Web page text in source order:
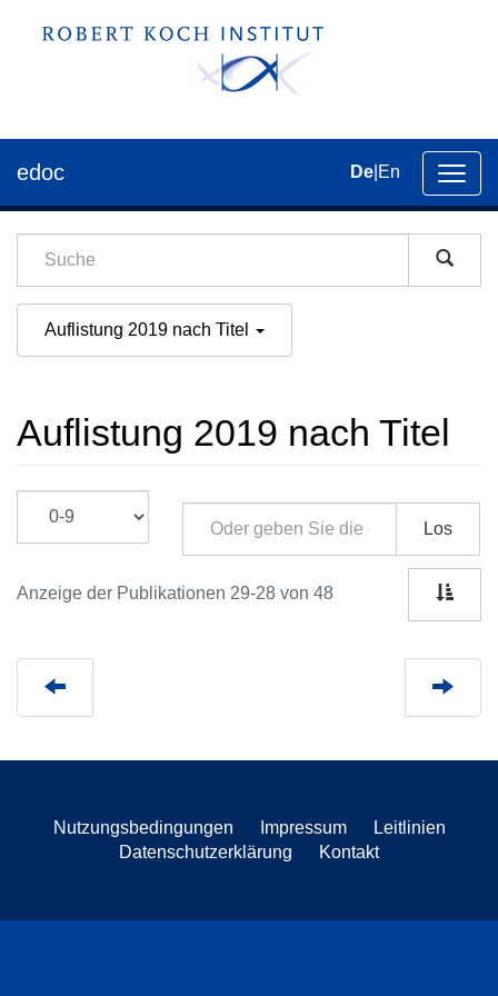
der
edoc De En
Auflistung 2019 nach Titel
Auflistung 2019 nach Titel
Los
Anzeige der Publikationen 29-28 von 48
Nutzungsbedingungen Impressum
Leitlinien
Datenschutzerklärung
Kontakt